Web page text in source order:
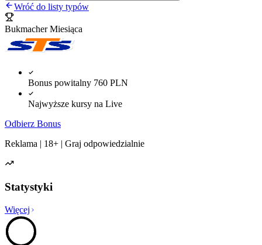
Wróć do listy typów
Bukmacher Miesiąca
Bonus powitalny 760 PLN
Najwyższe kursy na Live
Odbierz Bonus
Reklama | 18+ | Graj odpowiedzialnie
Statystyki
Więcej